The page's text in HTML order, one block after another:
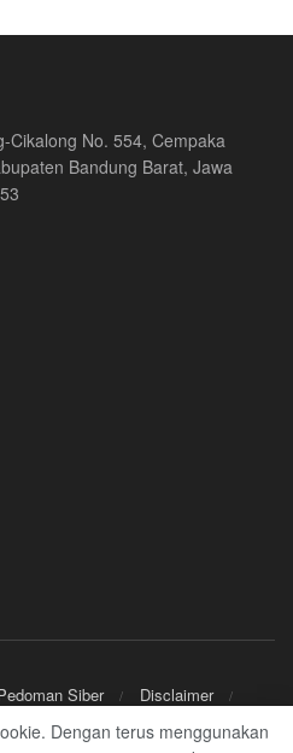
Cikalong No. 554, Cempaka
Bandung Barat, Jawa
Siber
Disclaimer
Dengan terus menggunakan